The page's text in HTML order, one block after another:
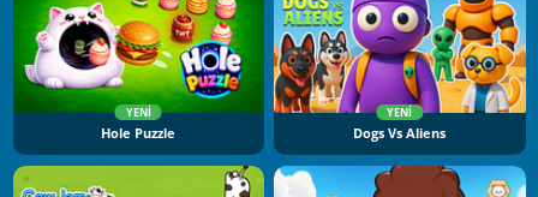
YENI
Hole Puzzle
YENI
Dogs Vs Aliens